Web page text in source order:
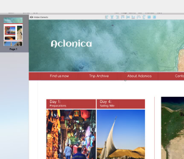
von Elementen auf unseren Seiten
verwenden. Konsistenz ist wichtig und
bietet oft natürliche Lösungen – so auch in
‍Beachten Sie: Befindet sich der Header
wird er beim Scrollen dort angeheftet,
sobald er ihn berührt. Außerdem erfolgt
das Anheften in dem Moment, in dem die
erste Komponente Ihres Headers Kontakt